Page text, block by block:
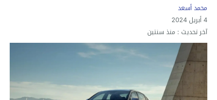
محمد أسعد
4 أبريل 2024
آخر تحديث : منذ سنتين